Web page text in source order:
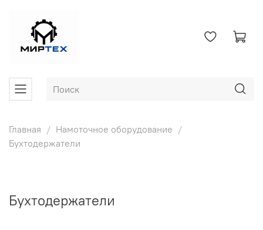
Главная
Намоточное оборудование
Бухтодержатели
Бухтодержатели